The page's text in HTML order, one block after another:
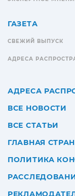
ГАЗЕТА
СВЕЖИЙ ВЫПУСК
АДРЕСА
АДРЕСА
ВСЕ НОВОСТИ
ВСЕ СТАТЬИ
ГЛАВНАЯ
ПОЛИТИКА